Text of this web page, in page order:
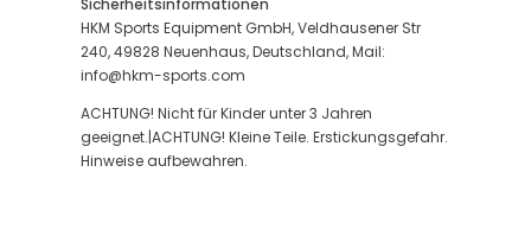
Sicherheitsinformationen
HKM Sports Equipment GmbH, Veldhausener Str
240, 49828 Neuenhaus, Deutschland, Mail:
info@hkm-sports.com
ACHTUNG! Nicht für Kinder unter 3 Jahren
geeignet.|ACHTUNG! Kleine Teile. Erstickungsgefahr.
Hinweise aufbewahren.